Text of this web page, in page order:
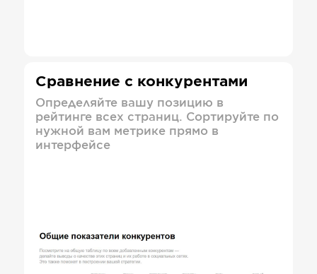
Сравнение с конкурентами
Определяйте вашу позицию в
рейтинге всех страниц. Сортируйте по
нужной вам метрике прямо в
интерфейсе